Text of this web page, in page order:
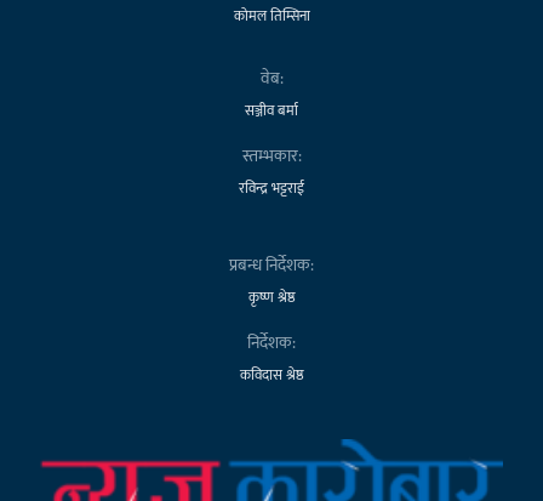
कोमल तिम्सिना
वेब:
सञ्जीव बर्मा
स्तम्भकार:
रविन्द्र भट्टराई
प्रबन्ध निर्देशक:
कृष्ण श्रेष्ठ
निर्देशक:
कविदास श्रेष्ठ